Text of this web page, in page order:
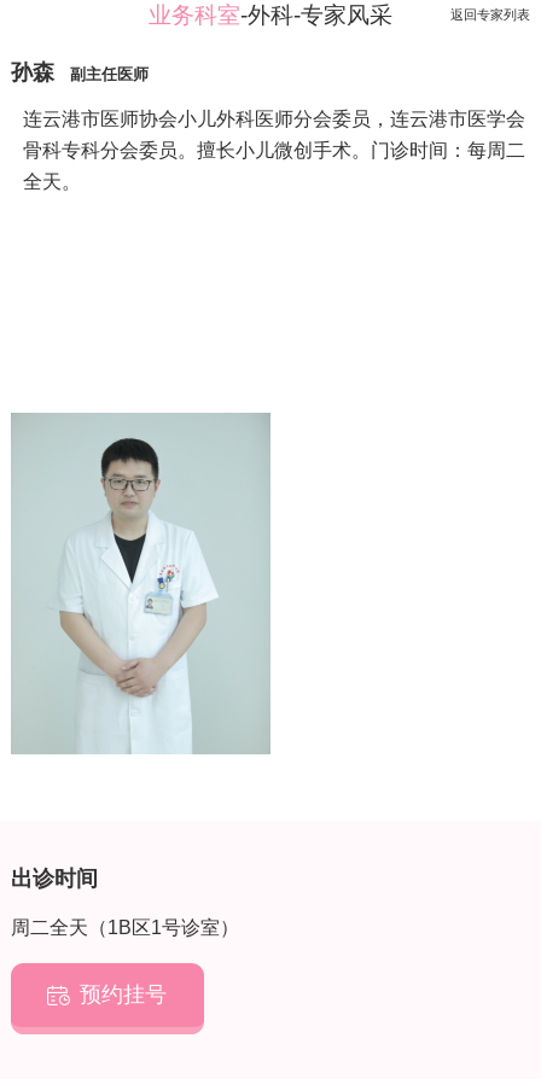
业务科室-外科-专家风采 返回专家列表
孙森 副主任医师
连云港市医师协会小儿外科医师分会委员，连云港市医学会
骨科专科分会委员。擅长小儿微创手术。门诊时间：每周二
全天。
出诊时间
周二全天（1B区1号诊室）
 预约挂号